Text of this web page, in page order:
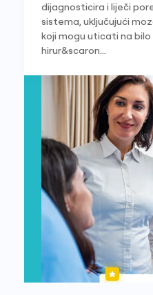
dijagnosticira i liječi
sistema, uključujući
koji mogu uticati na
hirur&scaron...